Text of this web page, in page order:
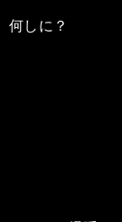
何しに？